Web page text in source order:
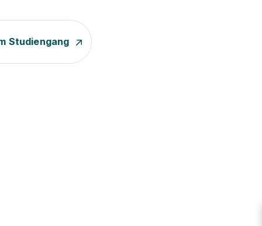
Studiengang